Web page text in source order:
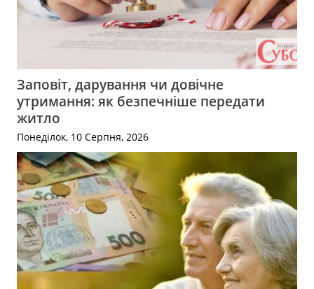
Заповіт, дарування чи довічне
утримання: як безпечніше передати
житло
Понеділок, 10 Серпня, 2026